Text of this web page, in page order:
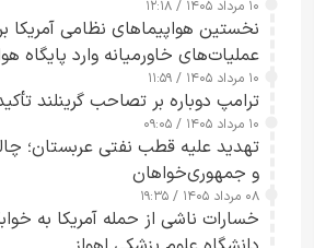
ارائه نکرد
۱۰ مرداد ۱۴۰۵ / ۱۲:۱۸
نخستین هواپیماهای نظامی آمریکا
عملیات‌های خاورمیانه وارد پایگاه
شدند
۱۰ مرداد ۱۴۰۵ / ۱۱:۵۹
ترامپ دوباره بر تصاحب گرینلند
۱۰ مرداد ۱۴۰۵ / ۰۹:۰۵
تهدید علیه قطب نفتی عربستان؛
و جمهوری‌خواهان
۰۸ مرداد ۱۴۰۵ / ۱۹:۳۵
خسارات ناشی از حمله آمریکا به